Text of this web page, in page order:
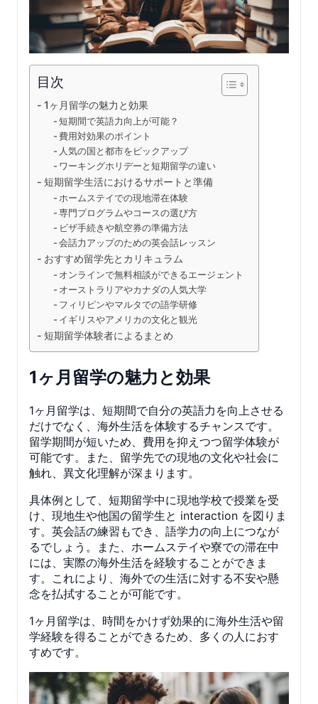
目次
1ヶ月留学の魅力と効果
短期間で英語力向上が可能？
費用対効果のポイント
人気の国と都市をピックアップ
ワーキングホリデーと短期留学の違い
短期留学生活におけるサポートと準備
ホームステイでの現地滞在体験
専門プログラムやコースの選び方
ビザ手続きや航空券の準備方法
会話力アップのための英会話レッスン
おすすめ留学先とカリキュラム
オンラインで無料相談ができるエージェント
オーストラリアやカナダの人気大学
フィリピンやマルタでの語学研修
イギリスやアメリカの文化と観光
短期留学体験者によるまとめ
1ヶ月留学の魅力と効果
1ヶ月留学は、短期間で自分の英語力を向上させる
だけでなく、海外生活を体験するチャンスです。
留学期間が短いため、費用を抑えつつ留学体験が
可能です。また、留学先での現地の文化や社会に
触れ、異文化理解が深まります。
具体例として、短期留学中に現地学校で授業を受
け、現地生や他国の留学生と interaction を図りま
す。英会話の練習もでき、語学力の向上につなが
るでしょう。また、ホームステイや寮での滞在中
には、実際の海外生活を経験することができま
す。これにより、海外での生活に対する不安や懸
念を払拭することが可能です。
1ヶ月留学は、時間をかけず効果的に海外生活や留
学経験を得ることができるため、多くの人におす
すめです。